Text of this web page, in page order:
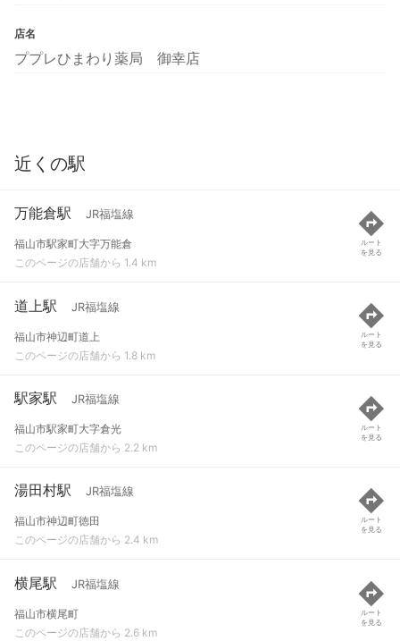
店名
ププレひまわり薬局 御幸店
近くの駅
万能倉駅 JR福塩線
福山市駅家町大字万能倉
このページの店舗から 1.4 km
ルート
を見る
道上駅 JR福塩線
福山市神辺町道上
このページの店舗から 1.8 km
ルート
を見る
駅家駅 JR福塩線
福山市駅家町大字倉光
このページの店舗から 2.2 km
ルート
を見る
湯田村駅 JR福塩線
福山市神辺町徳田
このページの店舗から 2.4 km
ルート
を見る
横尾駅 JR福塩線
福山市横尾町
このページの店舗から 2.6 km
ルート
を見る